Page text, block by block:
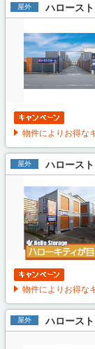
屋外 ハロース
物件によりお得な
屋外 ハロース
物件によりお得な
屋外 ハロース